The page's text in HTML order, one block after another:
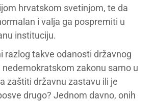
hrvatskom svetinjom, te da
i valja ga pospremiti u
instituciju.
razlog takve odanosti državnog
zakonu samo u
zaštiti državnu zastavu ili je
drugo? Jednom davno, onih